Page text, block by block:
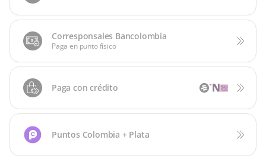
Corresponsales Bancolombia
Paga en punto físico
Paga con crédito
Puntos Colombia + Plata